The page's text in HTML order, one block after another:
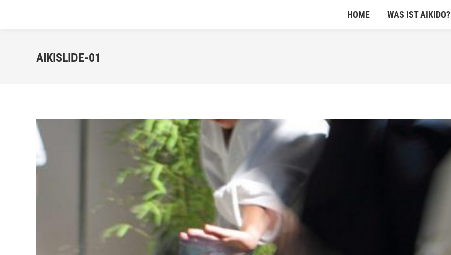
HOME WAS IST AIKIDO?
AIKISLIDE-01
HOME WAS IST AIKIDO?